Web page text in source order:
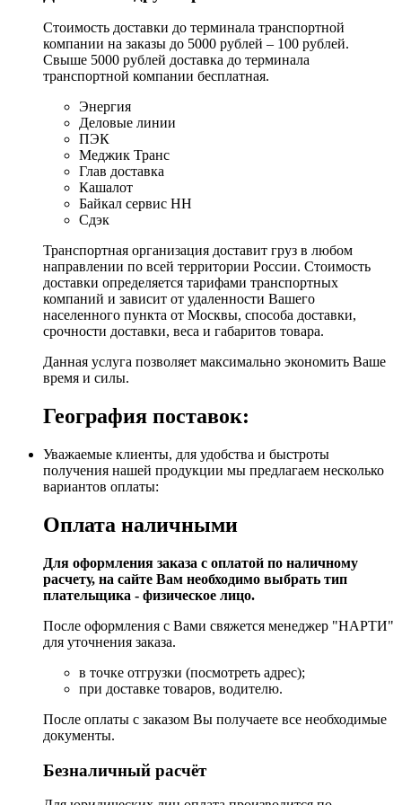
Стоимость доставки до терминала транспортной
компании на заказы до 5000 рублей – 100 рублей.
Свыше 5000 рублей доставка до терминала
транспортной компании бесплатная.
Энергия
Деловые линии
ПЭК
Меджик Транс
Глав доставка
Кашалот
Байкал сервис НН
Сдэк
Транспортная организация доставит груз в любом
направлении по всей территории России. Стоимость
доставки определяется тарифами транспортных
компаний и зависит от удаленности Вашего
населенного пункта от Москвы, способа доставки,
срочности доставки, веса и габаритов товара.
Данная услуга позволяет максимально экономить Ваше
время и силы.
География поставок:
Уважаемые клиенты, для удобства и быстроты
получения нашей продукции мы предлагаем несколько
вариантов оплаты:
Оплата наличными
Для оформления заказа с оплатой по наличному
расчету, на сайте Вам необходимо выбрать тип
плательщика - физическое лицо.
После оформления с Вами свяжется менеджер "НАРТИ"
для уточнения заказа.
в точке отгрузки (посмотреть адрес);
при доставке товаров, водителю.
После оплаты с заказом Вы получаете все необходимые
документы.
Безналичный расчёт